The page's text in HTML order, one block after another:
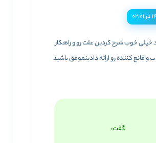
خیلی خوب شرح کردین علت رو و راهکار
قانع کننده رو ارائه دادینموفق باشید
گفت: